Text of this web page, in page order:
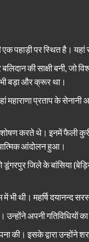
पहाड़ी पर स्थित है।
की साक्षी बनी, जो
भी बड़ा और क्रूर था।
महाराणा प्रताप के
करते थे। इनमें फैली
आंदोलन हुआ।
जिले के बांसिया
भी थी। महर्षि दयानन्द
अपनी गतिविधियों
की। इसके द्वारा उन्होंने